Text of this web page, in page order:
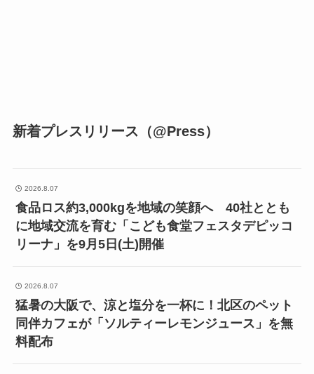
新着プレスリリース（@Press）
2026.8.07
食品ロス約3,000kgを地域の笑顔へ 40社ととも
に地域交流を育む「こども食堂フェスタデピッコ
リーナ」を9月5日(土)開催
2026.8.07
猛暑の大阪で、涼と塩分を一杯に！北区のペット
同伴カフェが「ソルティーレモンジュース」を無
料配布